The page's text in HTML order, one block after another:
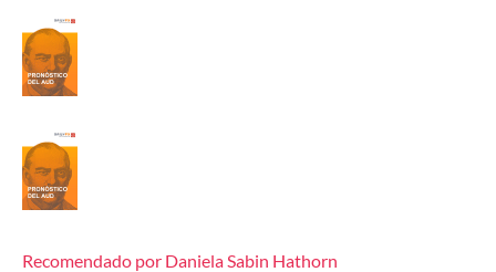
Recomendado por Daniela Sabin Hathorn